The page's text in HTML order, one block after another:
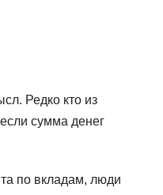
Редко кто из
сумма денег
по вкладам, люди